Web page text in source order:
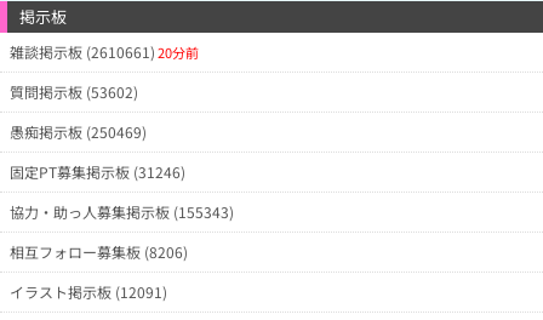
掲示板
雑談掲示板 (2610661)20分前
質問掲示板 (53602)
愚痴掲示板 (250469)
固定PT募集掲示板 (31246)
協力・助っ人募集掲示板 (155343)
相互フォロー募集板 (8206)
イラスト掲示板 (12091)